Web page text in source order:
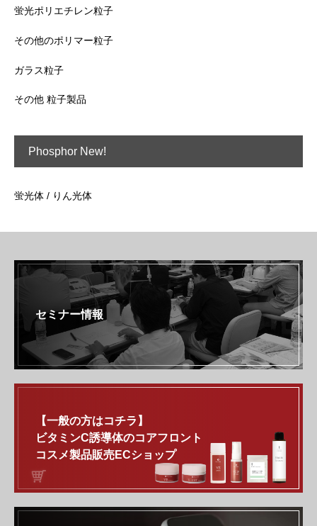
蛍光ポリエチレン粒子
その他のポリマー粒子
ガラス粒子
その他 粒子製品
Phosphor New!
蛍光体 / りん光体
セミナー情報
【一般の方はコチラ】
ビタミンC誘導体のコアフロント
コスメ製品販売ECショップ